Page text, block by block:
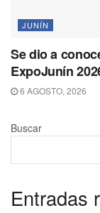
JUNÍN
Se dio a
ExpoJunín
6 AGOSTO, 2026
Buscar
Entradas